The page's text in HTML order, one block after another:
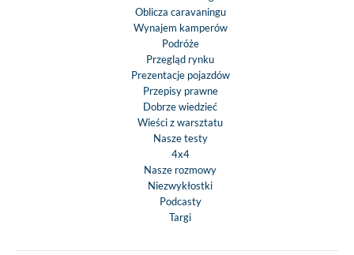
Oblicza caravaningu
Wynajem kamperów
Podróże
Przegląd rynku
Prezentacje pojazdów
Przepisy prawne
Dobrze wiedzieć
Wieści z warsztatu
Nasze testy
4x4
Nasze rozmowy
Niezwykłostki
Podcasty
Targi